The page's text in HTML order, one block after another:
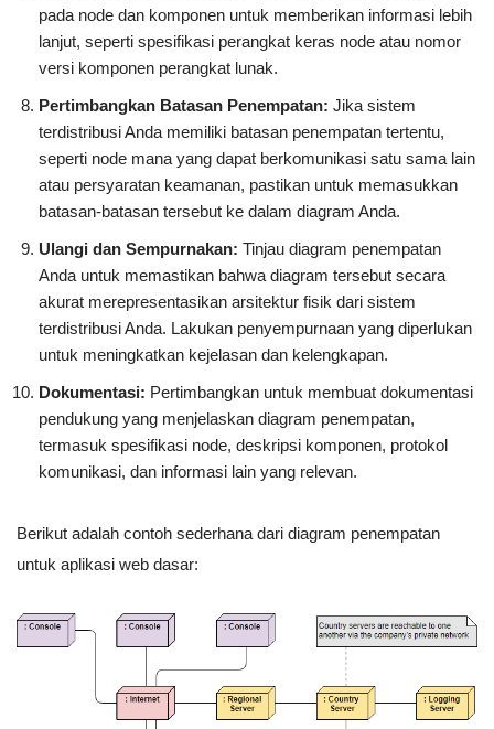
pada node dan komponen untuk memberikan informasi lebih
lanjut, seperti spesifikasi perangkat keras node atau nomor
versi komponen perangkat lunak.
Pertimbangkan Batasan Penempatan: Jika sistem
terdistribusi Anda memiliki batasan penempatan tertentu,
seperti node mana yang dapat berkomunikasi satu sama lain
atau persyaratan keamanan, pastikan untuk memasukkan
batasan-batasan tersebut ke dalam diagram Anda.
Ulangi dan Sempurnakan: Tinjau diagram penempatan
Anda untuk memastikan bahwa diagram tersebut secara
akurat merepresentasikan arsitektur fisik dari sistem
terdistribusi Anda. Lakukan penyempurnaan yang diperlukan
untuk meningkatkan kejelasan dan kelengkapan.
Dokumentasi: Pertimbangkan untuk membuat dokumentasi
pendukung yang menjelaskan diagram penempatan,
termasuk spesifikasi node, deskripsi komponen, protokol
komunikasi, dan informasi lain yang relevan.
Berikut adalah contoh sederhana dari diagram penempatan
untuk aplikasi web dasar: